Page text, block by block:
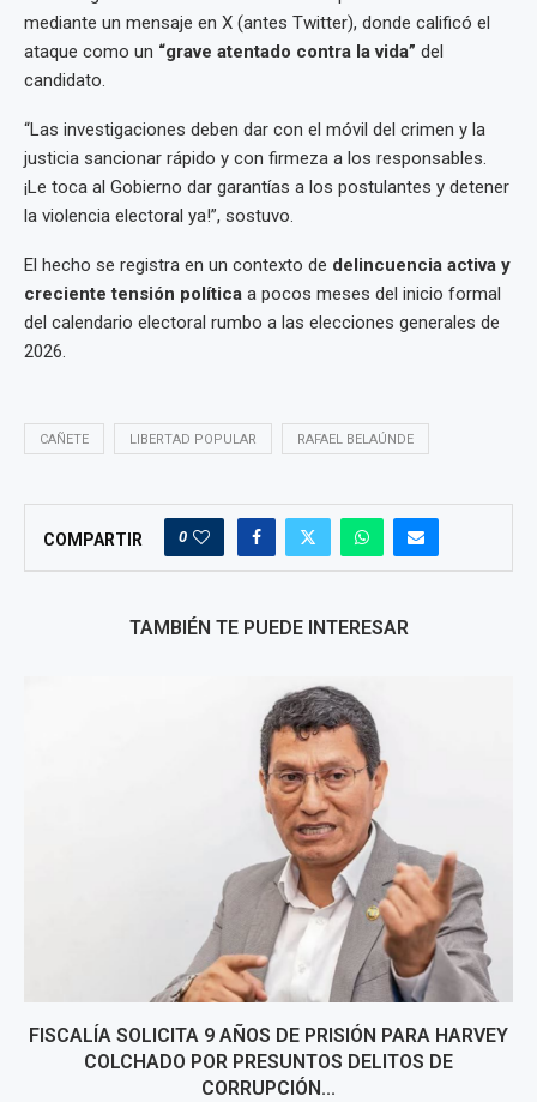
mediante un mensaje en X (antes Twitter), donde calificó el
ataque como un “grave atentado contra la vida” del
candidato.
“Las investigaciones deben dar con el móvil del crimen y la
justicia sancionar rápido y con firmeza a los responsables.
¡Le toca al Gobierno dar garantías a los postulantes y detener
la violencia electoral ya!”, sostuvo.
El hecho se registra en un contexto de delincuencia activa y
creciente tensión política a pocos meses del inicio formal
del calendario electoral rumbo a las elecciones generales de
2026.
CAÑETE LIBERTAD POPULAR RAFAEL BELAÚNDE
COMPARTIR 0
TAMBIÉN TE PUEDE INTERESAR
FISCALÍA SOLICITA 9 AÑOS DE PRISIÓN PARA HARVEY
COLCHADO POR PRESUNTOS DELITOS DE
CORRUPCIÓN...